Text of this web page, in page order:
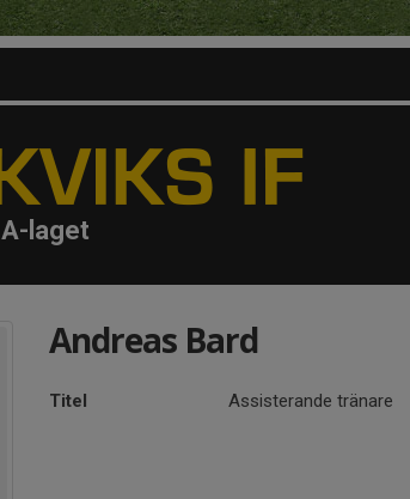
A-laget
Andreas Bard
Titel Assisterande tränare